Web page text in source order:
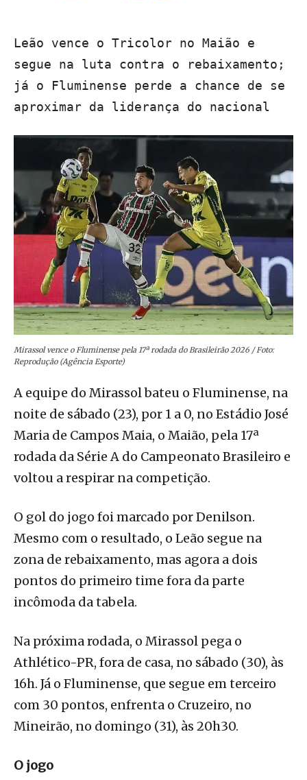
Leão vence o Tricolor no Maião e
segue na luta contra o rebaixamento;
já o Fluminense perde a chance de se
aproximar da liderança do nacional
Mirassol vence o Fluminense pela 17ª rodada do Brasileirão 2026 / Foto:
Reprodução (Agência Esporte)
A equipe do Mirassol bateu o Fluminense, na
noite de sábado (23), por 1 a 0, no Estádio José
Maria de Campos Maia, o Maião, pela 17ª
rodada da Série A do Campeonato Brasileiro e
voltou a respirar na competição.
O gol do jogo foi marcado por Denilson.
Mesmo com o resultado, o Leão segue na
zona de rebaixamento, mas agora a dois
pontos do primeiro time fora da parte
incômoda da tabela.
Na próxima rodada, o Mirassol pega o
Athlético-PR, fora de casa, no sábado (30), às
16h. Já o Fluminense, que segue em terceiro
com 30 pontos, enfrenta o Cruzeiro, no
Mineirão, no domingo (31), às 20h30.
O jogo